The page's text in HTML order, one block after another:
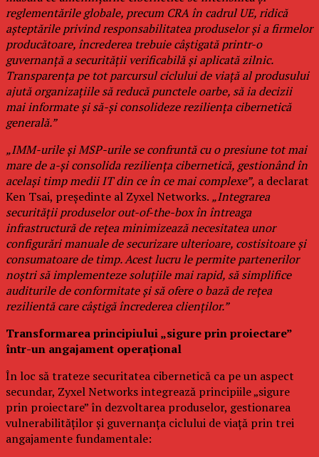
reglementările globale, precum CRA în cadrul UE, ridică
așteptările privind responsabilitatea produselor și a firmelor
producătoare, încrederea trebuie câștigată printr-o
guvernanță a securității verificabilă și aplicată zilnic.
Transparența pe tot parcursul ciclului de viață al produsului
ajută organizațiile să reducă punctele oarbe, să ia decizii
mai informate și să-și consolideze reziliența cibernetică
generală.”
„IMM-urile și MSP-urile se confruntă cu o presiune tot mai
mare de a-și consolida reziliența cibernetică, gestionând în
același timp medii IT din ce în ce mai complexe”, a declarat
Ken Tsai, președinte al Zyxel Networks. „Integrarea
securității produselor out-of-the-box în întreaga
infrastructură de rețea minimizează necesitatea unor
configurări manuale de securizare ulterioare, costisitoare și
consumatoare de timp. Acest lucru le permite partenerilor
noștri să implementeze soluțiile mai rapid, să simplifice
auditurile de conformitate și să ofere o bază de rețea
rezilientă care câștigă încrederea clienților.”
Transformarea principiului „sigure prin proiectare”
într-un angajament operațional
În loc să trateze securitatea cibernetică ca pe un aspect
secundar, Zyxel Networks integrează principiile „sigure
prin proiectare” în dezvoltarea produselor, gestionarea
vulnerabilităților și guvernanța ciclului de viață prin trei
angajamente fundamentale: